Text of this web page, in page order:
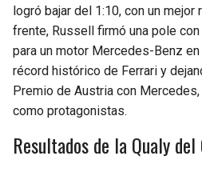
logró bajar del 1:10, con un mejor
frente, Russell firmó una pole
para un motor Mercedes-Benz en
récord histórico de Ferrari y
Premio de Austria con
como protagonistas.
Resultados de la Qualy